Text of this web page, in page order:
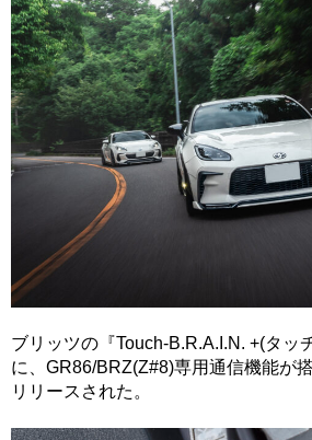
ブリッツの『Touch-B.R.A.I.N. +(タッ
に、GR86/BRZ(Z#8)専用通信機能が
リリースされた。